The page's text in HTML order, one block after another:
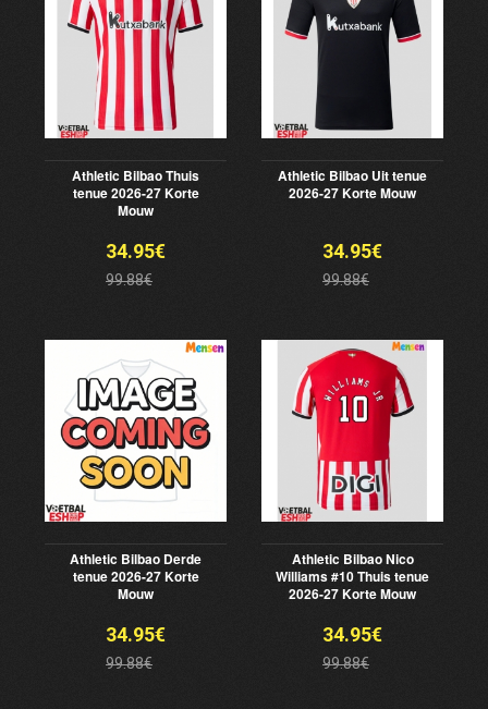
Athletic Bilbao Thuis
tenue 2026-27 Korte
Mouw
34.95€
99.88€
Athletic Bilbao Uit tenue
2026-27 Korte Mouw
34.95€
99.88€
Athletic Bilbao Derde
tenue 2026-27 Korte
Mouw
34.95€
99.88€
Athletic Bilbao Nico
Williams #10 Thuis tenue
2026-27 Korte Mouw
34.95€
99.88€